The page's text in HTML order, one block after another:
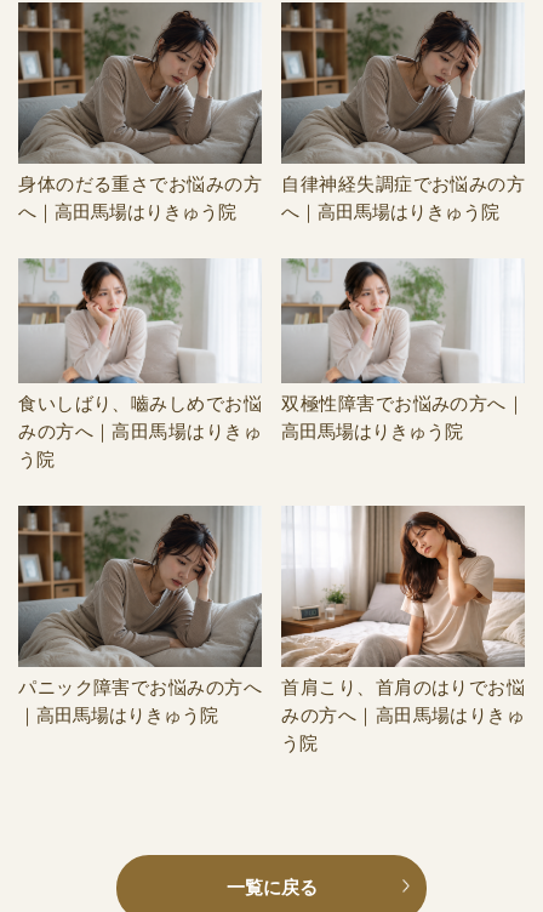
身体のだる重さでお悩みの方
へ｜高田馬場はりきゅう院
自律神経失調症でお悩みの方
へ｜高田馬場はりきゅう院
食いしばり、嚙みしめでお悩
みの方へ｜高田馬場はりきゅ
う院
双極性障害でお悩みの方へ｜
高田馬場はりきゅう院
パニック障害でお悩みの方へ
｜高田馬場はりきゅう院
首肩こり、首肩のはりでお悩
みの方へ｜高田馬場はりきゅ
う院
一覧に戻る